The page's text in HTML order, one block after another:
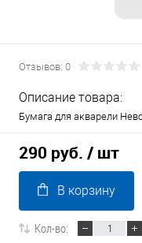
Отзывов: 0
Описание товара:
Бумага для акварели
290 руб. / шт
В корзину
Кол-во: